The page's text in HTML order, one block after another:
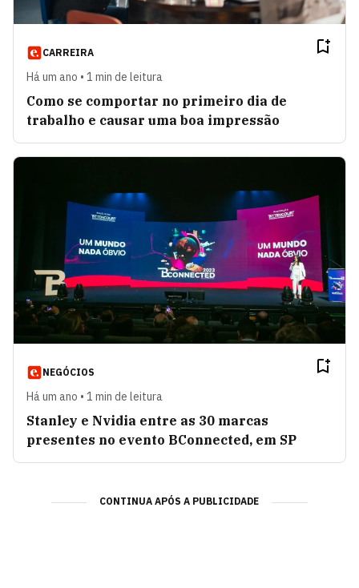
CARREIRA
Há um ano • 1 min de leitura
Como se comportar no primeiro dia de
trabalho e causar uma boa impressão
NEGÓCIOS
Há um ano • 1 min de leitura
Stanley e Nvidia entre as 30 marcas
presentes no evento BConnected, em SP
CONTINUA APÓS A PUBLICIDADE